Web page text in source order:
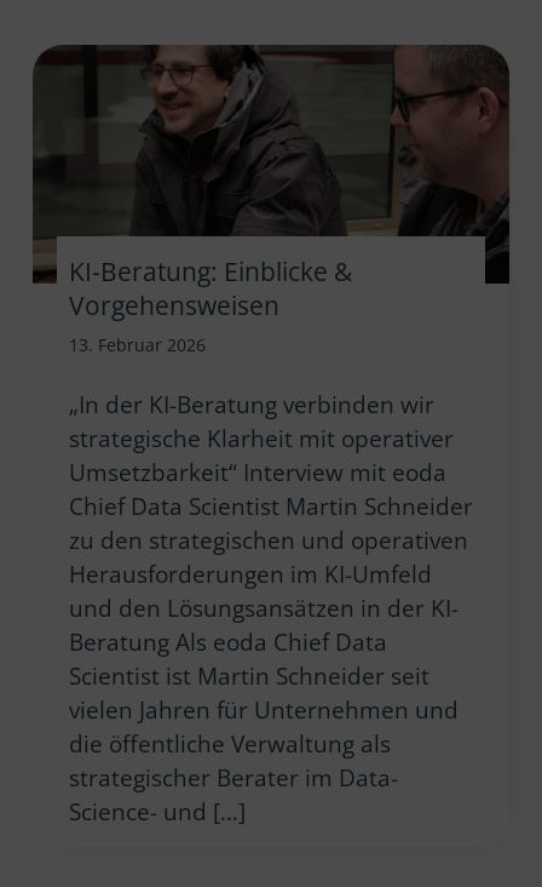
KI-Beratung: Einblicke &
Vorgehensweisen
13. Februar 2026
„In der KI-Beratung verbinden wir
strategische Klarheit mit operativer
Umsetzbarkeit“ Interview mit eoda
Chief Data Scientist Martin Schneider
zu den strategischen und operativen
Herausforderungen im KI-Umfeld
und den Lösungsansätzen in der KI-
Beratung Als eoda Chief Data
Scientist ist Martin Schneider seit
vielen Jahren für Unternehmen und
die öffentliche Verwaltung als
strategischer Berater im Data-
Science- und […]